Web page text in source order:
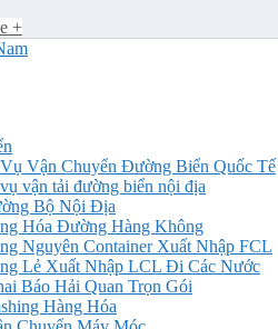
+
Vận Chuyển Đường Biển Quốc Tế
vận tải đường biển nội địa
Bộ Nội Địa
Hóa Đường Hàng Không
Nguyên Container Xuất Nhập FCL
Lẻ Xuất Nhập LCL Đi Các Nước
Báo Hải Quan Trọn Gói
Hàng Hóa